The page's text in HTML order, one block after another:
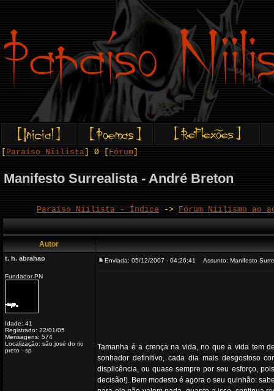
Paraíso Niilista ] Ø [ Fórum
Manifesto Surrealista - André Breton
Paraíso Niilista - Índice -> Fórum Niilismo ao
Autor
t. h. abrahao
Fundador PN
Idade: 41
Registrado: 22/01/05
Mensagens: 574
Localização: são josé do rio
preto - sp
Enviada: 05/12/2007 - 04:26:41 Assunto: Manifesto
Tamanha é a crença na vida, no que a vida tem
sonhador definitivo, cada dia mais desgostoso
displicência, ou quase sempre por seu esforço,
decisão!). Bem modesto é agora o seu quinhão: